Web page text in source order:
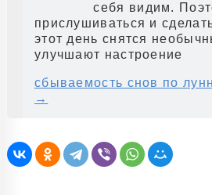
себя видим.
прислушиваться и
этот день снятся
улучшают настроение
сбываемость снов по
→